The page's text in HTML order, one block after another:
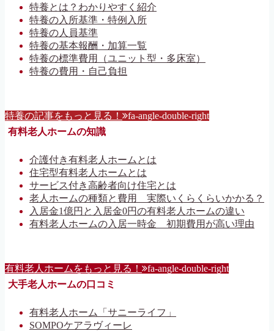
特養とは？わかりやすく紹介
特養の入所基準・特例入所
特養の人員基準
特養の基本報酬・加算一覧
特養の標準費用（ユニット型・多床室）
特養の費用・自己負担
特養の記事をもっと見る！ fa-angle-double-right
有料老人ホームの知識
介護付き有料老人ホームとは
住宅型有料老人ホームとは
サービス付き高齢者向け住宅とは
老人ホームの種類と費用 実際いくらくらいかかる？
入居金1億円と入居金0円の有料老人ホームの違い
有料老人ホームの入居一時金 初期費用が高い理由
有料老人ホームをもっと見る！ fa-angle-double-right
大手老人ホームの口コミ
有料老人ホーム「サニーライフ」
SOMPOケアラヴィーレ